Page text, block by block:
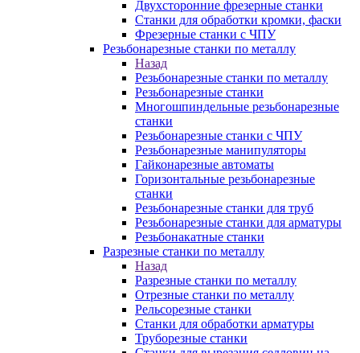
Двухсторонние фрезерные станки
Станки для обработки кромки, фаски
Фрезерные станки с ЧПУ
Резьбонарезные станки по металлу
Назад
Резьбонарезные станки по металлу
Резьбонарезные станки
Многошпиндельные резьбонарезные
станки
Резьбонарезные станки с ЧПУ
Резьбонарезные манипуляторы
Гайконарезные автоматы
Горизонтальные резьбонарезные
станки
Резьбонарезные станки для труб
Резьбонарезные станки для арматуры
Резьбонакатные станки
Разрезные станки по металлу
Назад
Разрезные станки по металлу
Отрезные станки по металлу
Рельсорезные станки
Станки для обработки арматуры
Труборезные станки